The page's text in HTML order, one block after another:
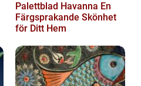
Palettblad Havanna En
Färgsprakande Skönhet
för Ditt Hem